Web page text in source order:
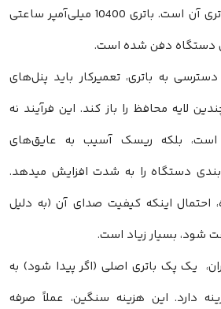
غیرقابل دسترس بودن باتری آن است. باتری 10400 میلی‌آمپر ساعتی
دستگاه دفن شده است.
دسترسی به باتری، تعمیرکار باید پنل‌های
لایه محافظ را باز کند. این فرآیند نه
است، بلکه ریسک آسیب به عایق‌های
دستگاه را به شدت افزایش میدهد.
اینکه کیفیت صدای آن (به دلیل
شود، بسیار زیاد است.
یک پک باتری اصلی (اگر پیدا شود) به
دارد. این هزینه سنگین، عملاً صرفه